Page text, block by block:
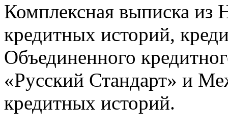
Комплексная выписка из
кредитных историй,
Объединенного
«Русский Стандарт» и
кредитных историй.